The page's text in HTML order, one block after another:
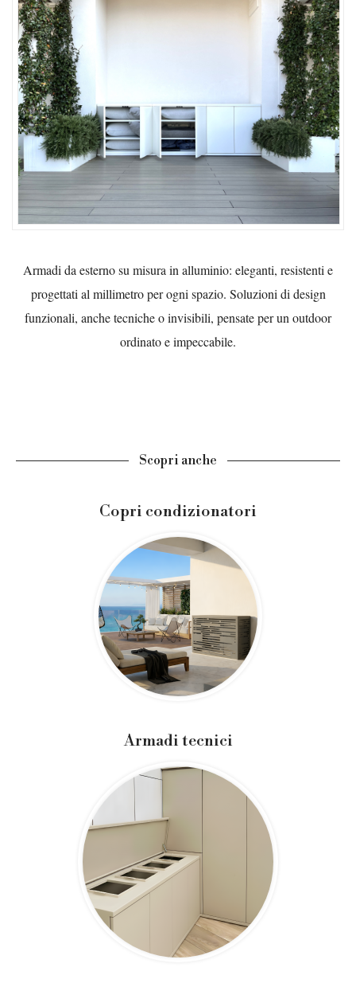
Armadi da esterno su misura in alluminio: eleganti, resistenti e
progettati al millimetro per ogni spazio. Soluzioni di design
funzionali, anche tecniche o invisibili, pensate per un outdoor
ordinato e impeccabile.
Scopri anche
Copri condizionatori
Armadi tecnici